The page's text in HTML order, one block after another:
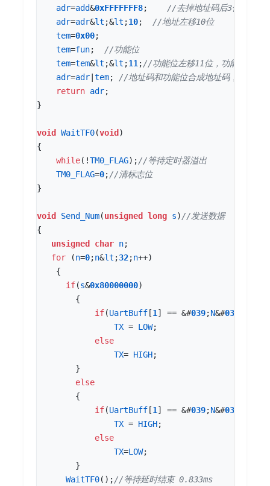
adr=add&0xFFFFFFF8;
adr=adr&lt ;&lt ;10;
tem=0x00;
tem=fun;
tem=tem&lt ;&lt ;11;
adr=adr tem;
return adr;
}
void WaitTF0(void )
{
while( !TM0_FLAG);
TM0_FLAG=0;
}
void Send_Num(unsigned long s)
{
unsigned
char n;
for
(n=0;n&lt ;32;n++)
{
if(s&0x80000000)
{
if(UartBuff [1] == &#039;N&#03
TX = LOW;
else
TX= HIGH;
}
else
{
if(UartBuff [1] == &#039;N&#03
TX = HIGH;
else
TX=LOW;
}
WaitTF0();